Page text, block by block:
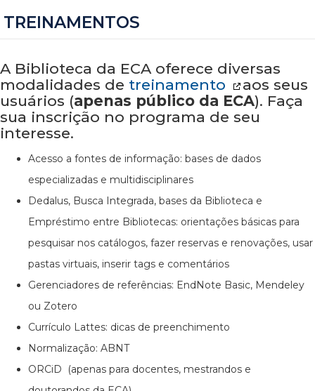
TREINAMENTOS
A Biblioteca da ECA oferece diversas
modalidades de treinamento
aos seus
usuários (apenas público da ECA). Faça
sua inscrição no programa de seu
interesse.
Acesso a fontes de informação: bases de dados
especializadas e multidisciplinares
Dedalus, Busca Integrada, bases da Biblioteca e
Empréstimo entre Bibliotecas: orientações básicas para
pesquisar nos catálogos, fazer reservas e renovações, usar
pastas virtuais, inserir tags e comentários
Gerenciadores de referências: EndNote Basic, Mendeley
ou Zotero
Currículo Lattes: dicas de preenchimento
Normalização: ABNT
ORCiD (apenas para docentes, mestrandos e